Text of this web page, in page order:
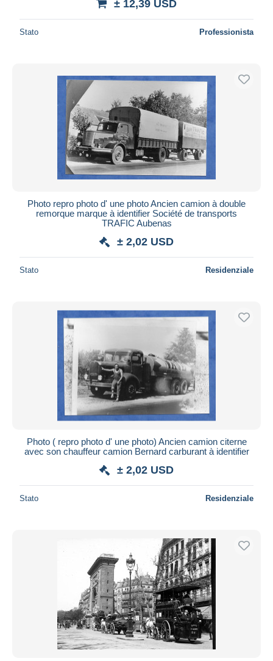
± 12,39 USD
Stato Professionista
Photo repro photo d' une photo Ancien camion à double
remorque marque à identifier Société de transports
TRAFIC Aubenas
± 2,02 USD
Stato Residenziale
Photo ( repro photo d' une photo) Ancien camion citerne
avec son chauffeur camion Bernard carburant à identifier
± 2,02 USD
Stato Residenziale